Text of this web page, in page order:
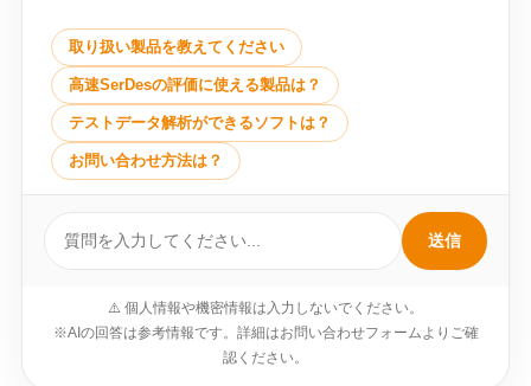
取り扱い製品を教えてください
高速SerDesの評価に使える製品は？
テストデータ解析ができるソフトは？
お問い合わせ方法は？
送信
⚠️ 個人情報や機密情報は入力しないでください。
※AIの回答は参考情報です。詳細はお問い合わせフォームよりご確
認ください。